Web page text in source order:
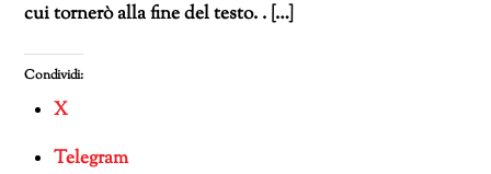
cui tornerò alla fine del testo. . […]
Condividi:
X
Telegram